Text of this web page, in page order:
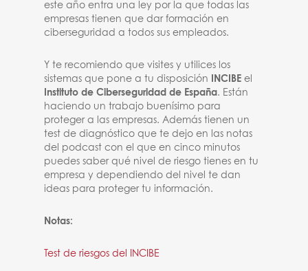
este año entra una ley por la que todas las
empresas tienen que dar formación en
ciberseguridad a todos sus empleados.
Y te recomiendo que visites y utilices los
sistemas que pone a tu disposición
INCIBE el
Instituto de Ciberseguridad de España. Están
haciendo un trabajo buenísimo para
proteger a las empresas. Además tienen un
test de diagnóstico que te dejo en las notas
del podcast con el que en cinco minutos
puedes saber qué nivel de riesgo tienes en tu
empresa y dependiendo del nivel te dan
ideas para proteger tu información.
Notas:
Test de riesgos del INCIBE